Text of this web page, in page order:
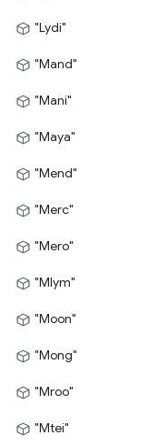
"Lydi"
"Mand"
"Mani"
"Maya"
"Mend"
"Merc"
"Mero"
"Mlym"
"Moon"
"Mong"
"Mroo"
"Mtei"